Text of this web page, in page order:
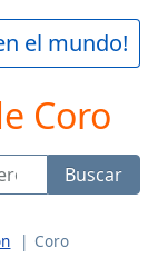
el mundo!
Coro
Buscar
Coro